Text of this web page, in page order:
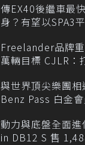
傳EX40後繼車最
身？有望以SPA3
Freelander品牌
萬輛目標 CJLR：
與世界頂尖樂團
Benz Pass 白金
動力與底盤全面
in DB12 S 售